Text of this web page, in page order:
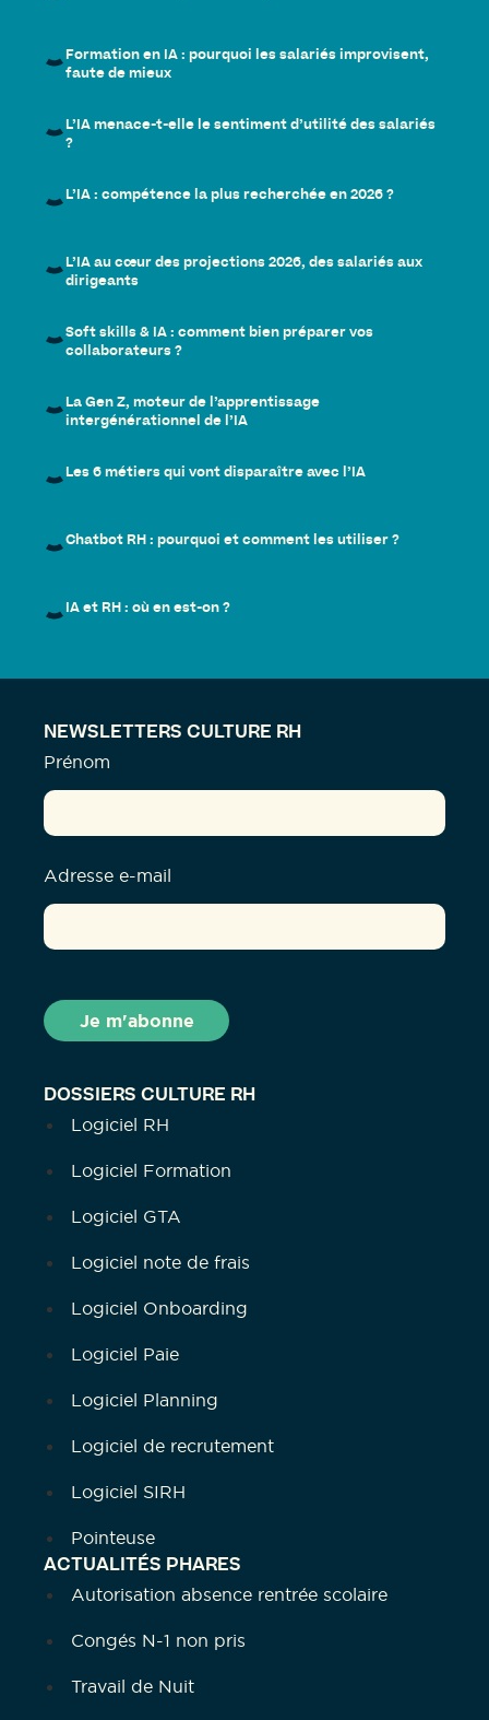
Formation en IA : pourquoi les salariés improvisent,
faute de mieux
L’IA menace-t-elle le sentiment d’utilité des salariés
?
L’IA : compétence la plus recherchée en 2026 ?
L’IA au cœur des projections 2026, des salariés aux
dirigeants
Soft skills & IA : comment bien préparer vos
collaborateurs ?
La Gen Z, moteur de l’apprentissage
intergénérationnel de l’IA
Les 6 métiers qui vont disparaître avec l’IA
Chatbot RH : pourquoi et comment les utiliser ?
IA et RH : où en est-on ?
DOSSIERS CULTURE RH
Logiciel RH
Logiciel Formation
Logiciel GTA
Logiciel note de frais
Logiciel Onboarding
Logiciel Paie
Logiciel Planning
Logiciel de recrutement
Logiciel SIRH
Pointeuse
ACTUALITÉS PHARES
Autorisation absence rentrée scolaire
Congés N-1 non pris
Travail de Nuit
NEWSLETTERS CULTURE RH
Prénom
Adresse e-mail